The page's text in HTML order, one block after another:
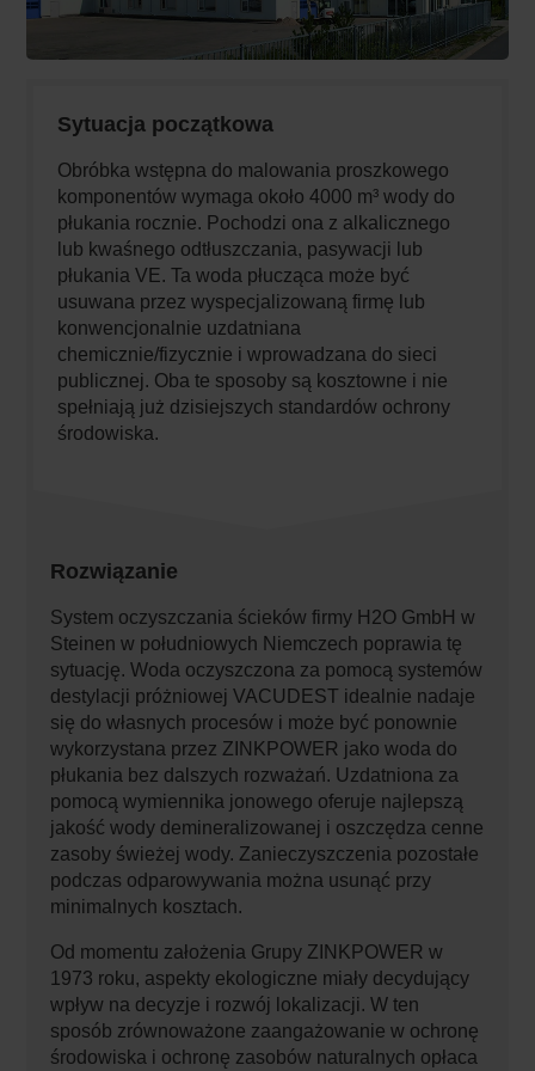
Sytuacja początkowa
Obróbka wstępna do malowania proszkowego
komponentów wymaga około 4000 m³ wody do
płukania rocznie. Pochodzi ona z alkalicznego
lub kwaśnego odtłuszczania, pasywacji lub
płukania VE. Ta woda płucząca może być
usuwana przez wyspecjalizowaną firmę lub
konwencjonalnie uzdatniana
chemicznie/fizycznie i wprowadzana do sieci
publicznej. Oba te sposoby są kosztowne i nie
spełniają już dzisiejszych standardów ochrony
środowiska.
Rozwiązanie
System oczyszczania ścieków firmy H2O GmbH w
Steinen w południowych Niemczech poprawia tę
sytuację. Woda oczyszczona za pomocą systemów
destylacji próżniowej VACUDEST idealnie nadaje
się do własnych procesów i może być ponownie
wykorzystana przez ZINKPOWER jako woda do
płukania bez dalszych rozważań. Uzdatniona za
pomocą wymiennika jonowego oferuje najlepszą
jakość wody demineralizowanej i oszczędza cenne
zasoby świeżej wody. Zanieczyszczenia pozostałe
podczas odparowywania można usunąć przy
minimalnych kosztach.
Od momentu założenia Grupy ZINKPOWER w
1973 roku, aspekty ekologiczne miały decydujący
wpływ na decyzje i rozwój lokalizacji. W ten
sposób zrównoważone zaangażowanie w ochronę
środowiska i ochronę zasobów naturalnych opłaca